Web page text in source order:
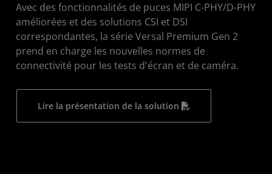
Avec des fonctionnalités de puces MIPI C-PHY/D-PHY
améliorées et des solutions CSI et DSI
correspondantes, la série Versal Premium Gen 2
prend en charge les nouvelles normes de
connectivité pour les tests d'écran et de caméra.
Lire la présentation de la solution